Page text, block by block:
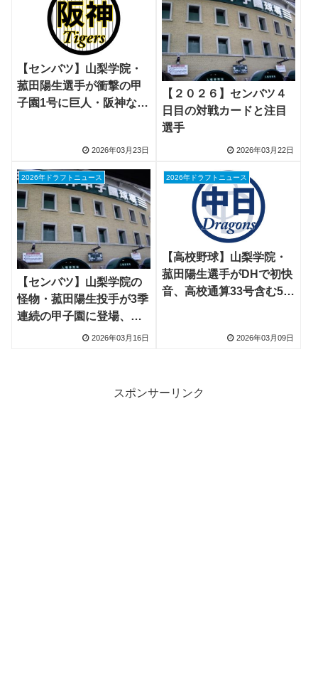
【センバツ】山梨学院・
菰田陽生選手が衝撃の甲
子園1号に巨人・阪神など
2026年03月23日
【２０２６】センバツ４
日目の対戦カードと注目
選手
2026年03月22日
2026年ドラフトニュース
【センバツ】山梨学院の
怪物・菰田陽生投手が3季
連続の甲子園に登場、三
刀流で頂点狙う2026年03月16日
2026年ドラフトニュース
【高校野球】山梨学院・
菰田陽生選手がDHで初快
音、高校通算33号含む5打
2026年03月09日
スポンサーリンク